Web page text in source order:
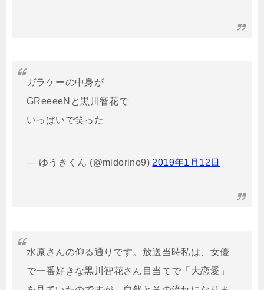
ガラケーの中身が
GReeeeNと黒川智花で
いっぱいで笑った
— ゆうきくん (@midorino9) 2019年1月12日
水原さんの仰る通りです。放送当時私は、女優
で一番好きな黒川智花さん目当てで「大恋愛」